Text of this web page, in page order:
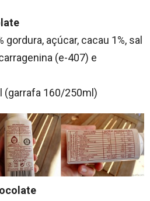
açúcar, cacau 1%, sal
(e-407) e
(garrafa 160/250ml)